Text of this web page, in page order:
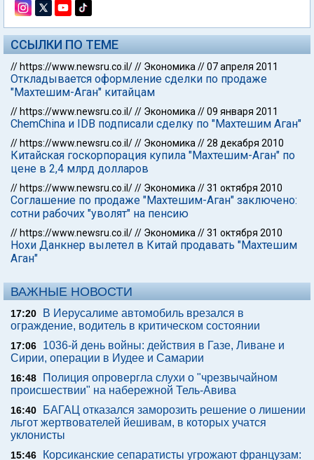
ССЫЛКИ ПО ТЕМЕ
// https://www.newsru.co.il/// Экономика //07 апреля 2011
Откладывается оформление сделки по продаже
"Махтешим-Аган" китайцам
// https://www.newsru.co.il/// Экономика //09 января 2011
ChemChina и IDB подписали сделку по "Махтешим Аган"
// https://www.newsru.co.il/// Экономика //28 декабря 2010
Китайская госкорпорация купила "Махтешим-Аган" по
цене в 2,4 млрд долларов
// https://www.newsru.co.il/// Экономика //31 октября 2010
Соглашение по продаже "Махтешим-Аган" заключено:
сотни рабочих "уволят" на пенсию
// https://www.newsru.co.il/// Экономика //31 октября 2010
Нохи Данкнер вылетел в Китай продавать "Махтешим
Аган"
ВАЖНЫЕ НОВОСТИ
17:20
В Иерусалиме автомобиль врезался в
ограждение, водитель в критическом состоянии
17:06
1036-й день войны: действия в Газе, Ливане и
Сирии, операции в Иудее и Самарии
16:48
Полиция опровергла слухи о "чрезвычайном
происшествии" на набережной Тель-Авива
16:40
БАГАЦ отказался заморозить решение о лишении
льгот жертвователей йешивам, в которых учатся
уклонисты
15:46
Корсиканские сепаратисты угрожают французам: